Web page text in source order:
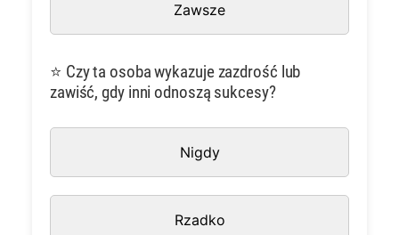
Zawsze
⭐ Czy ta osoba wykazuje zazdrość lub
zawiść, gdy inni odnoszą sukcesy?
Nigdy
Rzadko